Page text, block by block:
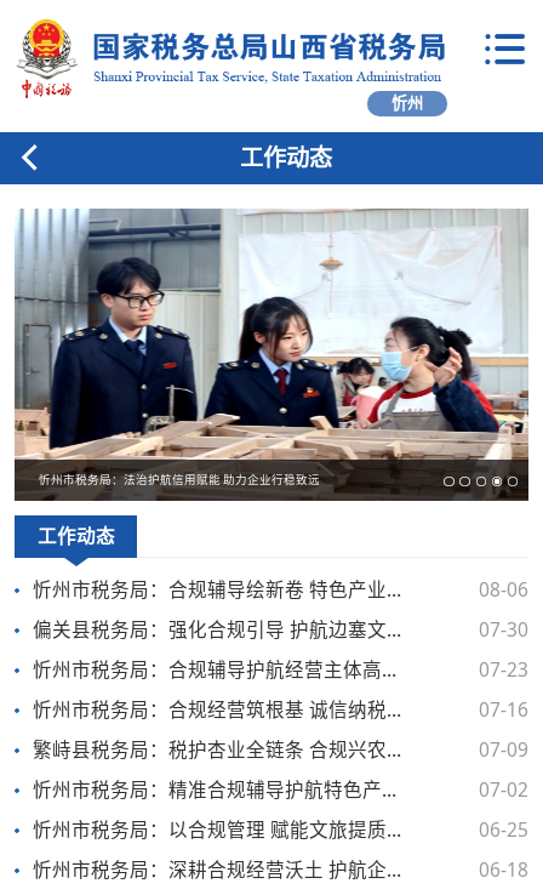
忻州
工作动态
忻州市税务局：法治护航信用赋能 助力企业行稳致远
工作动态
忻州市税务局：合规辅导绘新卷 特色产业谱新篇
08-06
偏关县税务局：强化合规引导 护航边塞文旅市场升温
07-30
忻州市税务局：合规辅导护航经营主体高质量发展
07-23
忻州市税务局：合规经营筑根基 诚信纳税促发展
07-16
繁峙县税务局：税护杏业全链条 合规兴农促振兴
07-09
忻州市税务局：精准合规辅导护航特色产业向新而行
07-02
忻州市税务局：以合规管理 赋能文旅提质发展
06-25
忻州市税务局：深耕合规经营沃土 护航企业稳健发展
06-18